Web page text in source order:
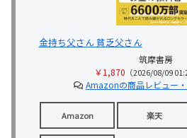
金持ち父さん 貧乏父さん
筑摩書房
￥1,870 （2026/08/09
Amazonの商品レビュー
Amazon 楽天